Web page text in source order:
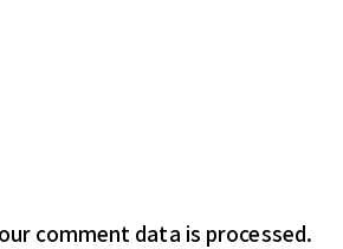
comment data is processed.